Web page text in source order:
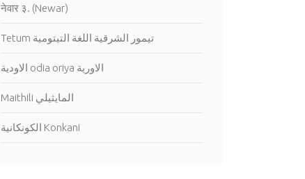
नेवार ३. (Newar)
Tetum تيمور الشرقية اللغة التيتومية
الاودية odia oriya الاورية
Maithili المايثيلي
الكونكانية Konkani